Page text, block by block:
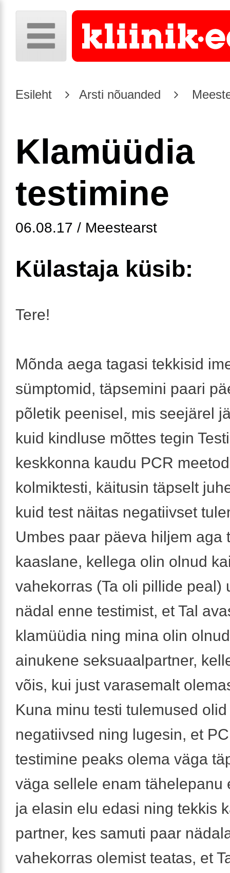
Esileht Arsti nõuanded
Klamüüdia
testimine
06.08.17 / Meestearst
Külastaja küsib:
Tere!
Mõnda aega tagasi tekkisid
sümptomid, täpsemini paari
põletik peenisel, mis seejärel
kuid kindluse mõttes tegin
keskkonna kaudu PCR
kolmiktesti, käitusin täpselt
kuid test näitas negatiivset
Umbes paar päeva hiljem aga
kaaslane, kellega olin olnud
vahekorras (Ta oli pillide peal)
nädal enne testimist, et Tal
klamüüdia ning mina olin
ainukene seksuaalpartner,
võis, kui just varasemalt
Kuna minu testi tulemused
negatiivsed ning lugesin, et
testimine peaks olema väga
väga sellele enam tähelepanu
ja elasin elu edasi ning tekkis
partner, kes samuti paar
vahekorras olemist teatas, et